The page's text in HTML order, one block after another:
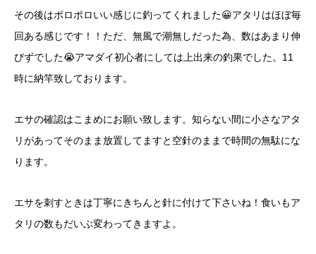
その後はポロポロいい感じに釣ってくれました😀アタリはほぼ毎
回ある感じです！！ただ、無風で潮無しだった為、数はあまり伸
びずでした😭アマダイ初心者にしては上出来の釣果でした。11
時に納竿致しております。
エサの確認はこまめにお願い致します。知らない間に小さなアタ
リがあってそのまま放置してますと空針のままで時間の無駄にな
ります。
エサを刺すときは丁寧にきちんと針に付けて下さいね！食いもア
タリの数もだいぶ変わってきますよ。